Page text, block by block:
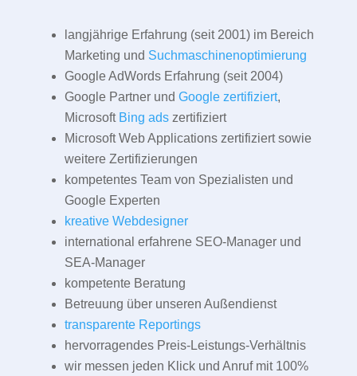
langjährige Erfahrung (seit 2001) im Bereich
Marketing und Suchmaschinenoptimierung
Google AdWords Erfahrung (seit 2004)
Google Partner und Google zertifiziert,
Microsoft Bing adszertifiziert
Microsoft Web Applications zertifiziert sowie
weitere Zertifizierungen
kompetentes Team von Spezialisten und
Google Experten
kreative Webdesigner
international erfahrene SEO-Manager und
SEA-Manager
kompetente Beratung
Betreuung über unseren Außendienst
transparente Reportings
hervorragendes Preis-Leistungs-Verhältnis
wir messen jeden Klick und Anruf mit 100%